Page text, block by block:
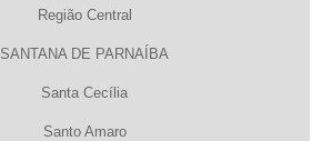
Região Central
SANTANA DE PARNAÍBA
Santa Cecília
Santo Amaro